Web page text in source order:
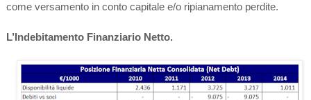
come versamento in conto capitale e/o ripianamento perdite.
L’Indebitamento Finanziario Netto.